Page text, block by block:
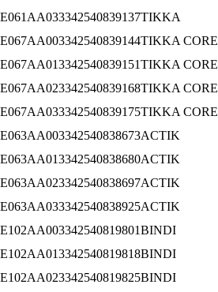
E061AA033342540839137TIKKA
E067AA003342540839144TIKKA CORE
E067AA013342540839151TIKKA CORE
E067AA023342540839168TIKKA CORE
E067AA033342540839175TIKKA CORE
E063AA003342540838673ACTIK
E063AA013342540838680ACTIK
E063AA023342540838697ACTIK
E063AA033342540838925ACTIK
E102AA003342540819801BINDI
E102AA013342540819818BINDI
E102AA023342540819825BINDI